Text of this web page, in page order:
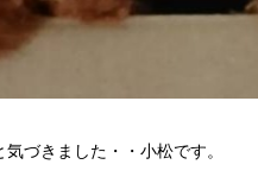
づきました・・小松です。